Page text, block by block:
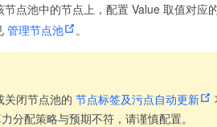
节点池中的节点上，配置 Value 取值对应
管理节点池 。
关闭节点池的节点标签及污点自动更新
分配策略与预期不符，请谨慎配置。